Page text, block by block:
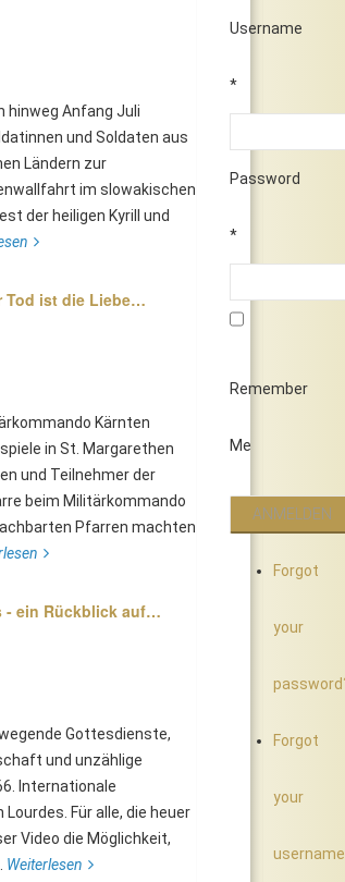
Username
*
Password
*
Remember
Me
Forgot
your
Forgot
your
hinweg Anfang Juli
und Soldaten aus
Ländern zur
im slowakischen
der heiligen Kyrill und
Tod ist die Liebe…
Kärnten
in St. Margarethen
und Teilnehmer der
beim Militärkommando
Pfarren machten
- ein Rückblick auf…
Gottesdienste,
und unzählige
Internationale
Für alle, die heuer
Video die Möglichkeit,
Weiterlesen